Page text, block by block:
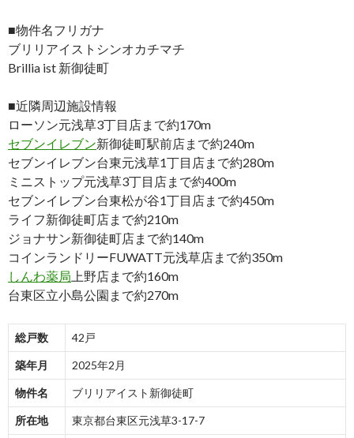
■物件名フリガナ
ブリリアイストシンオカチマチ
Brillia ist 新御徒町
■近隣周辺施設情報
ローソン元浅草3丁目店まで約170m
セブンイレブン新御徒町駅前店まで約240m
セブンイレブン台東元浅草1丁目店まで約280m
ミニストップ元浅草3丁目店まで約400m
セブンイレブン台東松が谷1丁目店まで約450m
ライフ新御徒町店まで約210m
ジョナサン新御徒町店まで約140m
コインランドリーFUWATT元浅草店まで約350m
しんわ薬局 上野店まで約160m
台東区立小島公園まで約270m
総戸数 42戸
築年月 2025年2月
物件名 ブリリアイスト新御徒町
所在地 東京都台東区元浅草3-17-7